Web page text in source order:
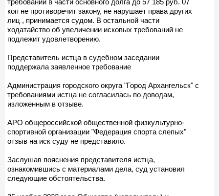
коп не противоречит закону, не нарушает права других
лиц , принимается судом. В остальной части
ходатайство об увеличении исковых требований не
подлежит удовлетворению.
Представитель истца в судебном заседании
поддержала заявленное требование
Администрация городского округа "Город Архангельск" с
требованиями истца не согласилась по доводам,
изложенным в отзыве.
АРО общероссийской общественной физкультурно-
спортивной организации "Федерация спорта слепых"
отзыв на иск суду не представило.
Заслушав пояснения представителя истца,
ознакомившись с материалами дела, суд установил
следующие обстоятельства.